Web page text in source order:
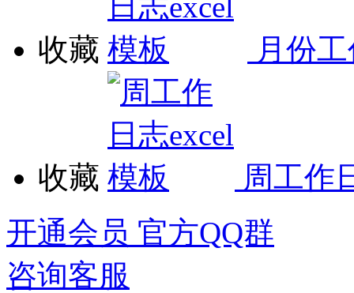
收藏 月份
收藏
周工作
开通会员 官方QQ群
咨询客服